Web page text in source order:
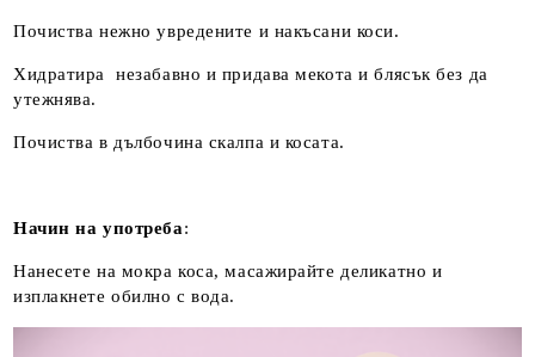
Почиства нежно увредените и накъсани коси.
Хидратира незабавно и придава мекота и блясък без да
утежнява.
Почиства в дълбочина скалпа и косата.
Начин на употреба:
Нанесете на мокра коса, масажирайте деликатно и
изплакнете обилно с вода.